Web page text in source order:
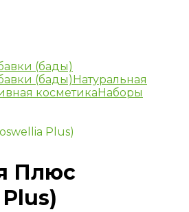
(бады)
(бады) Натуральная
косметика Наборы
Plus)
Плюс